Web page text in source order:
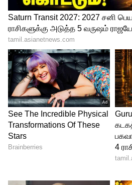
2023-ம் ஆண்டு பொங்கல்
விஜய்யின் 'வாரிசு'
'துணிவு' படங்கள்
'துணிவு' படத்தின் முதல்
அதிகாலை 1 மணிக்குத்
அப்போது
தியேட்டரின் முன் நடந்த
போது ஒரு அஜித் ரசிகர்
இதைத் தொடர்ந்து,
காட்சிகளுக்கு